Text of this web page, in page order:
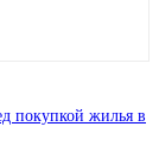
покупкой жилья в